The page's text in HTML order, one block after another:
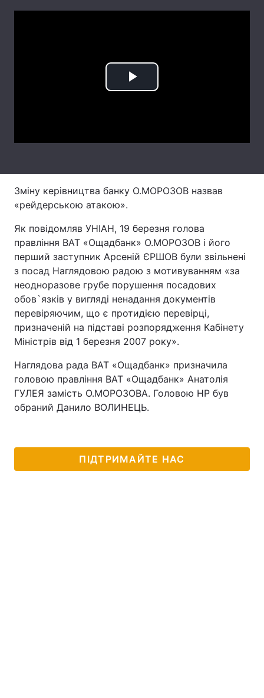
Туризм
Відео з Youtube
Інтерв'ю Думки
Контакти
Послуги
Play
Зміну керівництва банку О.МОРОЗОВ назвав
«рейдерською атакою».
Як повідомляв УНІАН, 19 березня голова
правління ВАТ «Ощадбанк» О.МОРОЗОВ і його
перший заступник Арсеній ЄРШОВ були звільнені
з посад Наглядовою радою з мотивуванням «за
неодноразове грубе порушення посадових
обов`язків у вигляді ненадання документів
перевіряючим, що є протидією перевірці,
призначеній на підставі розпорядження Кабінету
Міністрів від 1 березня 2007 року».
Наглядова рада ВАТ «Ощадбанк» призначила
головою правління ВАТ «Ощадбанк» Анатолія
ГУЛЕЯ замість О.МОРОЗОВА. Головою НР був
обраний Данило ВОЛИНЕЦЬ.
ПІДТРИМАЙТЕ НАС